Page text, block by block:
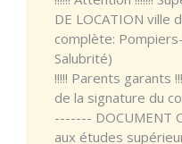
DE LOCATION ville
complète:
Salubrité)
!!!!! Parents garants
de la signature du
------- DOCUMENT
aux études